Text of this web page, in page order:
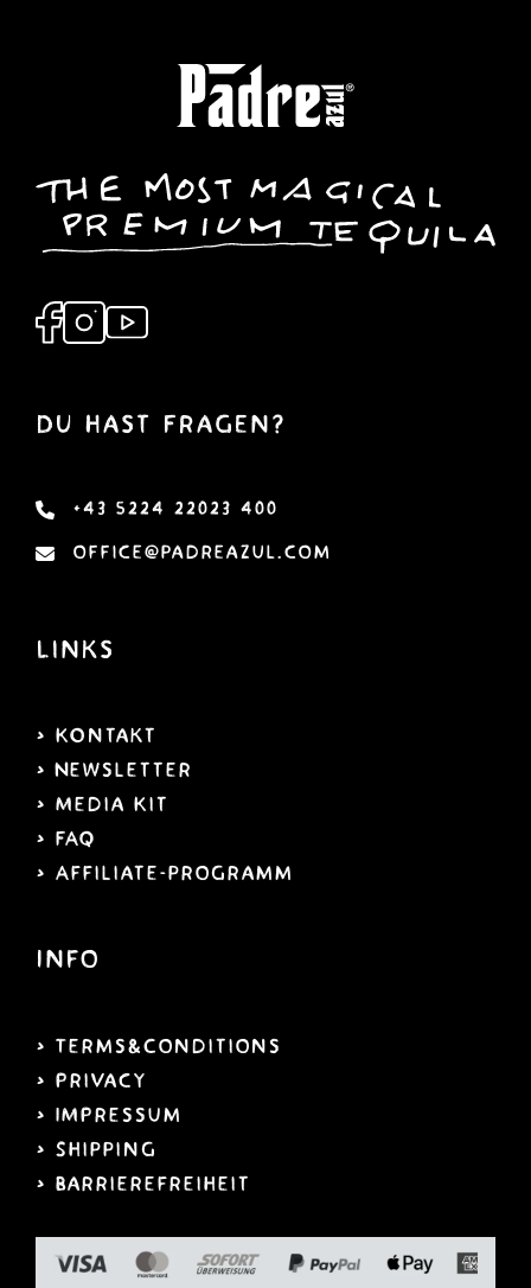
DU hast Fragen?
+43 5224 22023 400
office@padreazul.com
Links
> KOntakt
> Newsletter
> Media Kit
> FAQ
> Affiliate-programm
Info
> Terms&Conditions
> Privacy
> IMPressum
> Shipping
> Barrierefreiheit